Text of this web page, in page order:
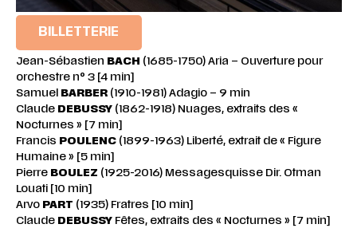
BILLETTERIE
Jean-Sébastien BACH (1685-1750) Aria – Ouverture pour
orchestre n° 3 [4 min]
Samuel BARBER(1910-1981) Adagio – 9 min
Claude DEBUSSY(1862-1918) Nuages, extraits des «
Nocturnes » [7 min]
Francis POULENC(1899-1963) Liberté, extrait de « Figure
Humaine » [5 min]
Pierre BOULEZ (1925-2016) Messagesquisse Dir. Otman
Louati [10 min]
Arvo PART (1935) Fratres [10 min]
Claude DEBUSSYFêtes, extraits des « Nocturnes » [7 min]